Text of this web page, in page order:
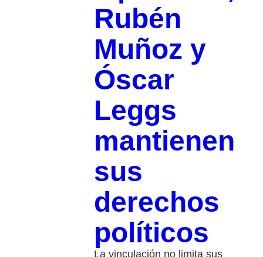
Rubén
Muñoz y
Óscar
Leggs
mantienen
sus
derechos
políticos
La vinculación no limita sus